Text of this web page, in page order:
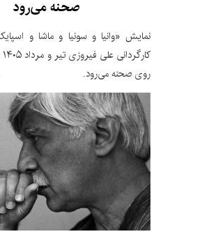
صحنه می‌رود
نمایش «وانیا و سونیا و ماشا و
روی صحنه می‌رود.